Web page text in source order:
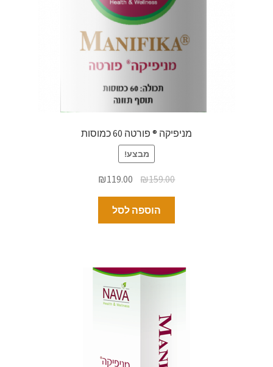
מניפיקה ® פורטה 60 כמוסות
מבצע!
₪159.00
₪119.00
הוספה לסל